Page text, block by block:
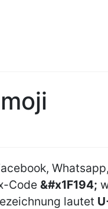
Code &#x1F194;
lautet